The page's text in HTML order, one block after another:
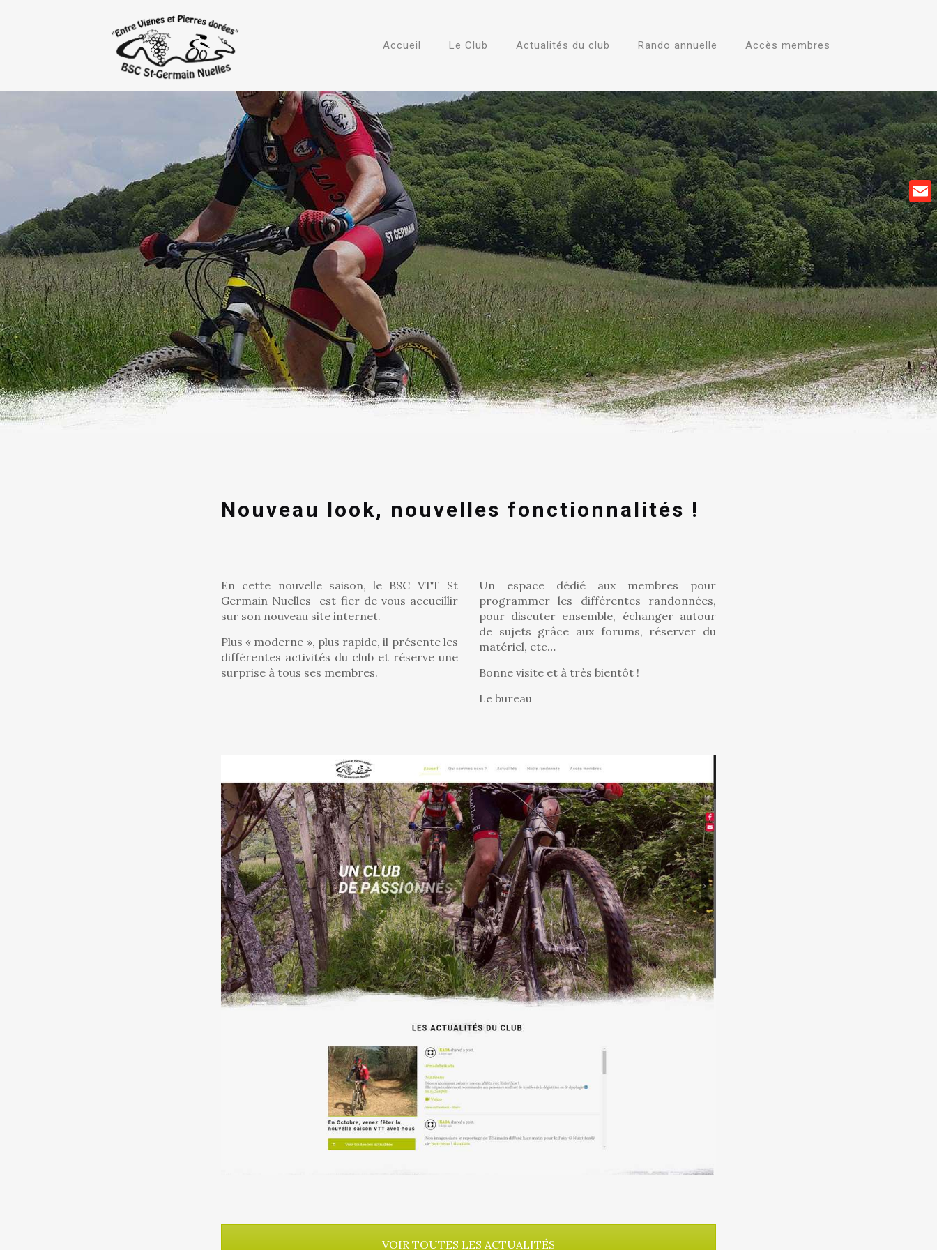
Accueil Le Club Actualités du club Rando annuelle Accès membres
Nouveau look, nouvelles fonctionnalités !
En cette nouvelle saison, le BSC VTT St
Germain Nuelles est fier de vous accueillir
sur son nouveau site internet.
Plus « moderne », plus rapide, il présente les
différentes activités du club et réserve une
surprise à tous ses membres.
Un espace dédié aux membres pour
programmer les différentes randonnées,
pour discuter ensemble, échanger autour
de sujets grâce aux forums, réserver du
matériel, etc…
Bonne visite et à très bientôt !
Le bureau
VOIR TOUTES LES ACTUALITÉS